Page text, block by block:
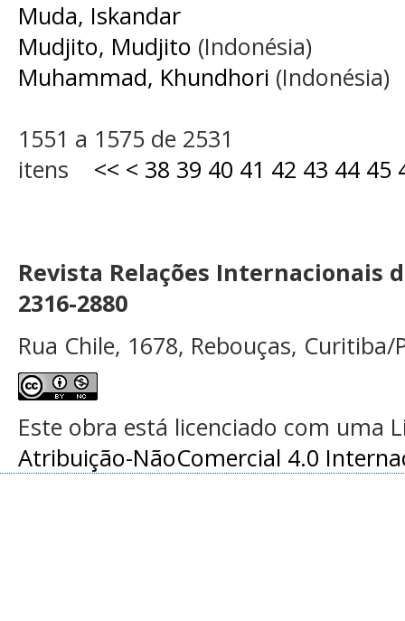
Muda, Iskandar
Mudjito, Mudjito (Indonésia)
Muhammad, Khundhori (Indonésia)
1551 a 1575 de 2531
itens << < 38 39 40 41 42 43 44 45
Revista Relações Internacionais
2316-2880
Rua Chile, 1678, Rebouças, Curitiba/
Este obra está licenciado com uma
Atribuição-NãoComercial 4.0